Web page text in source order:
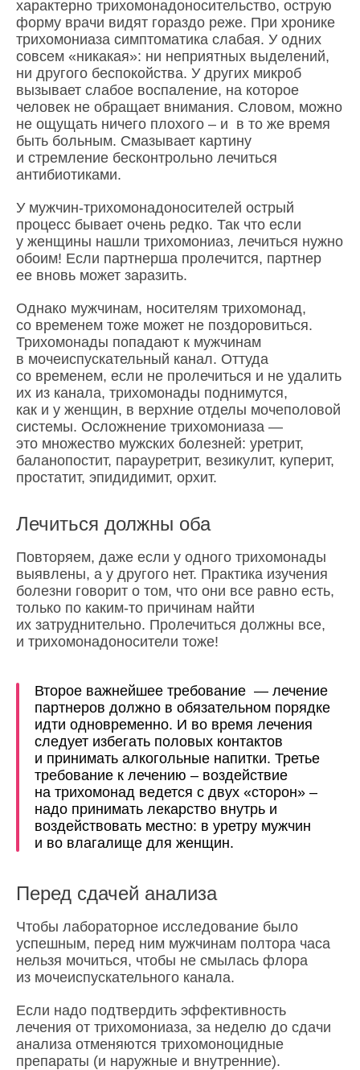
характерно трихомонадоносительство, острую
форму врачи видят гораздо реже. При хронике
трихомониаза симптоматика слабая. У одних
совсем «никакая»: ни неприятных выделений,
ни другого беспокойства. У других микроб
вызывает слабое воспаление, на которое
человек не обращает внимания. Словом, можно
не ощущать ничего плохого – и в то же время
быть больным. Смазывает картину
и стремление бесконтрольно лечиться
антибиотиками.
У мужчин-трихомонадоносителей острый
процесс бывает очень редко. Так что если
у женщины нашли трихомониаз, лечиться нужно
обоим! Если партнерша пролечится, партнер
ее вновь может заразить.
Однако мужчинам, носителям трихомонад,
со временем тоже может не поздоровиться.
Трихомонады попадают к мужчинам
в мочеиспускательный канал. Оттуда
со временем, если не пролечиться и не удалить
их из канала, трихомонады поднимутся,
как и у женщин, в верхние отделы мочеполовой
системы. Осложнение трихомониаза —
это множество мужских болезней: уретрит,
баланопостит, парауретрит, везикулит, куперит,
простатит, эпидидимит, орхит.
Лечиться должны оба
Повторяем, даже если у одного трихомонады
выявлены, а у другого нет. Практика изучения
болезни говорит о том, что они все равно есть,
только по каким-то причинам найти
их затруднительно. Пролечиться должны все,
и трихомонадоносители тоже!
Второе важнейшее требование — лечение
партнеров должно в обязательном порядке
идти одновременно. И во время лечения
следует избегать половых контактов
и принимать алкогольные напитки. Третье
требование к лечению – воздействие
на трихомонад ведется с двух «сторон» –
надо принимать лекарство внутрь и
воздействовать местно: в уретру мужчин
и во влагалище для женщин.
Перед сдачей анализа
Чтобы лабораторное исследование было
успешным, перед ним мужчинам полтора часа
нельзя мочиться, чтобы не смылась флора
из мочеиспускательного канала.
Если надо подтвердить эффективность
лечения от трихомониаза, за неделю до сдачи
анализа отменяются трихомоноцидные
препараты (и наружные и внутренние).